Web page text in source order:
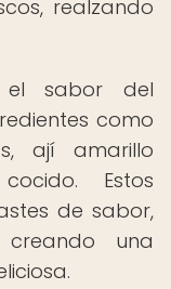
realzando
el sabor del
como
ají amarillo
Estos
de sabor,
una